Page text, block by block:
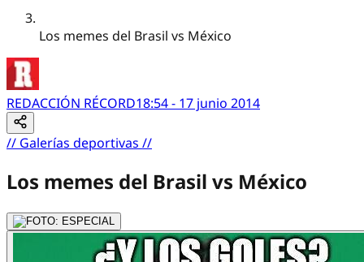
Los memes del Brasil vs México
REDACCIÓN RÉCORD18:54 - 17 junio 2014
// Galerías deportivas //
Los memes del Brasil vs México